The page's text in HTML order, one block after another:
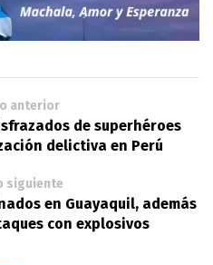
anterior
de superhéroes
delictiva en Perú
siguiente
en Guayaquil, además
con explosivos